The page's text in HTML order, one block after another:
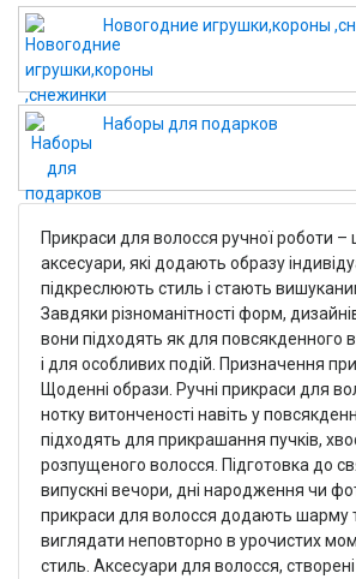
Новогодние игрушки,короны
Наборы для подарков
Прикраси для волосся ручної роботи –
аксесуари, які додають образу
підкреслюють стиль і стають
Завдяки різноманітності форм,
вони підходять як для повсякденного
і для особливих подій. Призначення
Щоденні образи. Ручні прикраси для
нотку витонченості навіть у
підходять для прикрашання пучків,
розпущеного волосся. Підготовка до
випускні вечори, дні народження чи
прикраси для волосся додають шарму
виглядати неповторно в урочистих
стиль. Аксесуари для волосся,